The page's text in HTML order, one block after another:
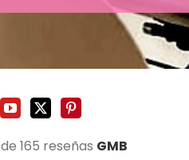
de 165 reseñas GMB